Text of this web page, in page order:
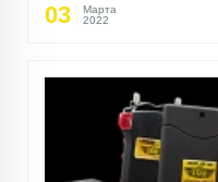
03
Марта
2022